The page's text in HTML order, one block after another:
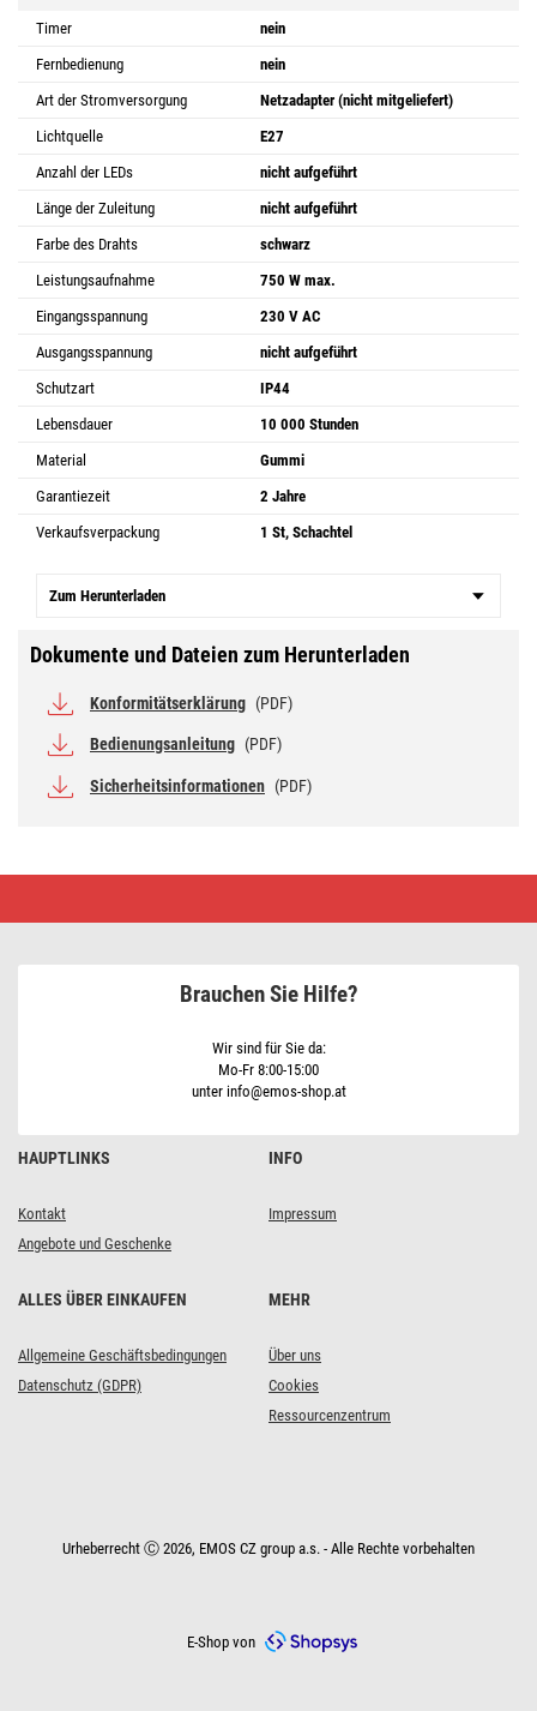
Timer
nein
Fernbedienung
nein
Art der Stromversorgung
Netzadapter (nicht mitgeliefert)
Lichtquelle
E27
Anzahl der LEDs
nicht aufgeführt
Länge der Zuleitung
nicht aufgeführt
Farbe des Drahts
schwarz
Leistungsaufnahme
750 W max.
Eingangsspannung
230 V AC
Ausgangsspannung
nicht aufgeführt
Schutzart
IP44
Lebensdauer
10 000 Stunden
Material
Gummi
Garantiezeit
2 Jahre
Verkaufsverpackung
1 St, Schachtel
Zum Herunterladen
Dokumente und Dateien zum Herunterladen
Konformitätserklärung (PDF)
Bedienungsanleitung (PDF)
Sicherheitsinformationen (PDF)
HAUPTLINKS
Kontakt
Angebote und Geschenke
INFO
Impressum
ALLES ÜBER EINKAUFEN
Allgemeine Geschäftsbedingungen
Datenschutz (GDPR)
MEHR
Über uns
Cookies
Ressourcenzentrum
Brauchen Sie Hilfe?
Wir sind für Sie da:
Mo-Fr 8:00-15:00
unter info@emos-shop.at
Urheberrecht Ⓒ 2026, EMOS CZ group a.s. - Alle Rechte vorbehalten
E-Shop von